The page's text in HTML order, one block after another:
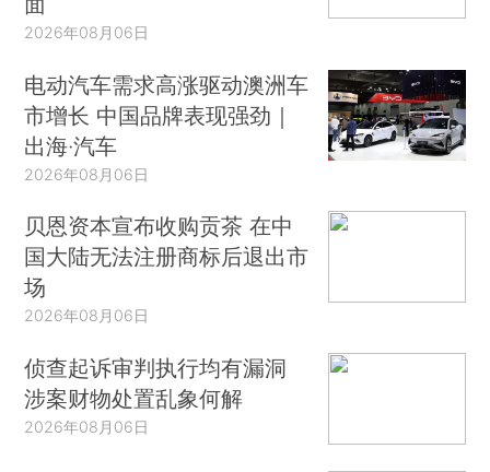
2026年08月06日
电动汽车需求高涨驱动澳洲车
市增长 中国品牌表现强劲｜
出海·汽车
2026年08月06日
贝恩资本宣布收购贡茶 在中
国大陆无法注册商标后退出市
场
2026年08月06日
侦查起诉审判执行均有漏洞
涉案财物处置乱象何解
2026年08月06日